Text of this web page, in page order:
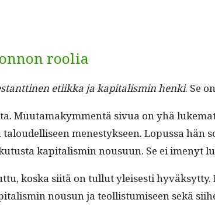
roolia
eti­ik­ka ja kap­i­tal­is­min hen­ki. Se
Muu­ta­makym­men­tä sivua on yhä
men­estyk­seen. Lopus­sa
kap­i­tal­is­min nousu­un. Se ei imenyt
kos­ka siitä on tul­lut yleis­es­ti
nousun ja teol­lis­tu­miseen sekä